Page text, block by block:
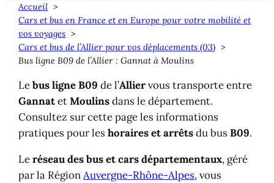
Accueil
Cars et bus en France et en Europe pour votre mobilité et
vos voyages
Cars et bus de l’Allier pour vos déplacements (03)
Bus ligne B09 de l’Allier : Gannat à Moulins
Lebus ligne B09 de l’Alliervous transporte entre
GannatetMoulinsdans le département.
Consultez sur cette page les informations
pratiques pour les horaires et arrêtsdu busB09.
Leréseau des bus et cars départementaux, géré
par la RégionAuvergne-Rhône-Alpes, vous